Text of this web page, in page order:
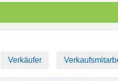
Verkäufer